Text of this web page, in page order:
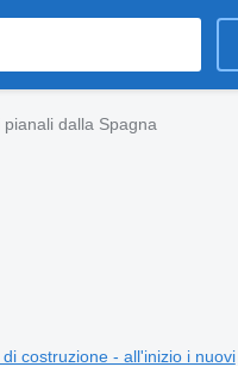
pianali dalla Spagna
di costruzione - all'inizio i nuovi